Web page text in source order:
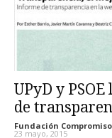
UPyD y
de
Fundación
23 mayo, 2015